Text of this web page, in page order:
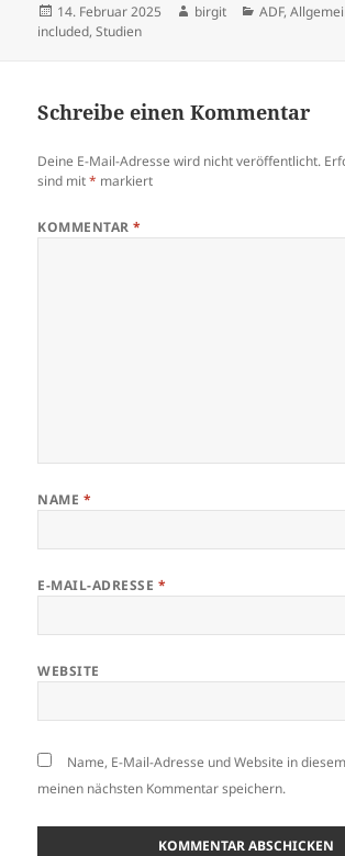
Veröffentlicht
am
14. Februar 2025 Autor
birgit Kategorien
ADF,
included,Studien
Schreibe einen Kommentar
Deine E-Mail-Adresse wird nicht veröffentlicht.
sind mit* markiert
KOMMENTAR*
NAME *
E-MAIL-ADRESSE *
WEBSITE
Name, E-Mail-Adresse und Website in
meinen nächsten Kommentar speichern.